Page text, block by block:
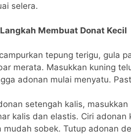
selera.
Membuat Donat Kecil
tepung terigu, gula
merata. Masukkan kuning
adonan mulai menyatu.
setengah kalis,
kalis dan elastis. Ciri
mudah sobek. Tutup adonan